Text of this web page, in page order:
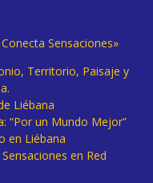
Sensaciones»
Territorio, Paisaje y
Liébana
“Por un Mundo Mejor”
en Liébana
en Red